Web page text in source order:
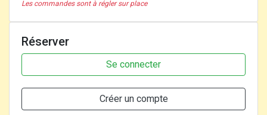
Les commandes sont à régler sur place
Réserver
Se connecter
Créer un compte